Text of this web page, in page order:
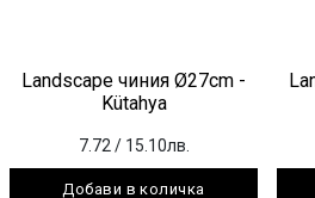
Landscape чиния Ø27cm -
Kütahya
7.72 / 15.10лв.
Добави в количка